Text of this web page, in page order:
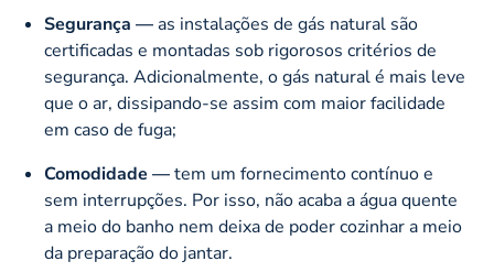
Segurança — as instalações de gás natural são
certificadas​ e montadas sob rigorosos critérios de
segurança. Adicionalmente, o gás natural é mais leve
que o ar, dissipando-se assim com maior facilidade
em caso de fuga;
Comodidade —tem um fornecimento contínuo e
sem interrupções. Por isso, não acaba a água quente
a meio do banho nem deixa de poder cozinhar a meio
da preparação do jantar.